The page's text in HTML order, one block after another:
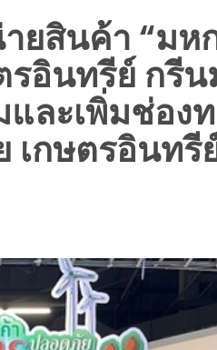
ยสินค้า “มห
อินทรีย์ กรีน
ละเพิ่มช่อง
กษตรอินทรี